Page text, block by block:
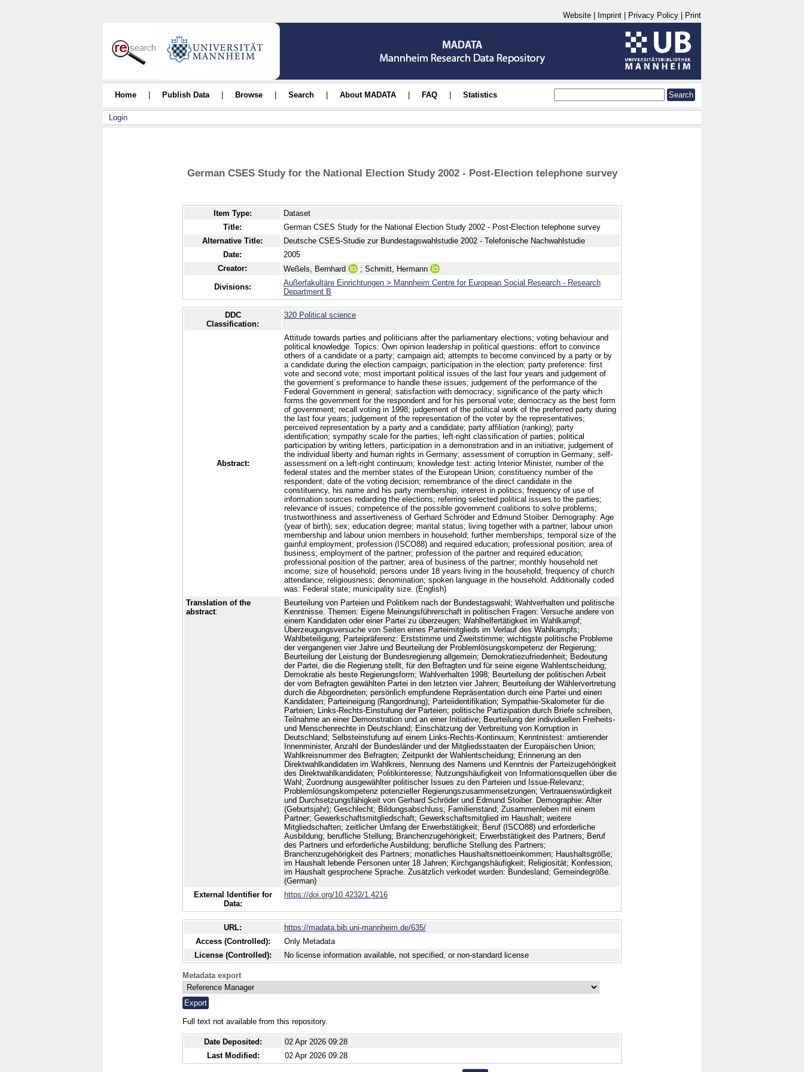
Website Imprint Privacy Policy Print
Home Publish Data Browse Search About MADATA FAQ Statistics
Login
German CSES Study for the National Election Study 2002 - Post-Election telephone survey
Item Type:
Dataset
Title:
German CSES Study for the National Election Study 2002 - Post-Election telephone survey
Alternative Title:
Deutsche CSES-Studie zur Bundestagswahlstudie 2002 - Telefonische Nachwahlstudie
Date:
2005
Creator:
Weßels, Bernhard ; Schmitt, Hermann
Divisions:
Außerfakultäre Einrichtungen > Mannheim Centre for European Social Research - Research
Department B
DDC
Classification:
320 Political science
Abstract:
Attitude towards parties and politicians after the parliamentary elections; voting behaviour and
political knowledge. Topics: Own opinion leadership in political questions: effort to convince
others of a candidate or a party; campaign aid; attempts to become convinced by a party or by
a candidate during the election campaign; participation in the election; party preference: first
vote and second vote; most important political issues of the last four years and judgement of
the goverment´s preformance to handle these issues; judgement of the performance of the
Federal Government in general; satisfaction with democracy; significance of the party which
forms the government for the respondent and for his personal vote; democracy as the best form
of government; recall voting in 1998; judgement of the political work of the preferred party during
the last four years; judgement of the representation of the voter by the representatives;
perceived representation by a party and a candidate; party affiliation (ranking); party
identification; sympathy scale for the parties; left-right classification of parties; political
participation by writing letters, participation in a demonstration and in an initiative; judgement of
the individual liberty and human rights in Germany; assessment of corruption in Germany; self-
assessment on a left-right continuum; knowledge test: acting Interior Minister, number of the
federal states and the member states of the European Union; constituency number of the
respondent; date of the voting decision; remembrance of the direct candidate in the
constituency, his name and his party membership; interest in politics; frequency of use of
information sources redarding the elections; referring selected political issues to the parties;
relevance of issues; competence of the possible government coalitions to solve problems;
trustworthiness and assertiveness of Gerhard Schröder and Edmund Stoiber. Demography: Age
(year of birth); sex; education degree; marital status; living together with a partner; labour union
membership and labour union members in household; further memberships; temporal size of the
gainful employment; profession (ISCO88) and required education; professional position; area of
business; employment of the partner; profession of the partner and required education;
professional position of the partner; area of business of the partner; monthly household net
income; size of household; persons under 18 years living in the household; frequency of church
attendance; religiousness; denomination; spoken language in the household. Additionally coded
was: Federal state; municipality size. (English)
Translation of the
abstract:
Beurteilung von Parteien und Politikern nach der Bundestagswahl; Wahlverhalten und politische
Kenntnisse. Themen: Eigene Meinungsführerschaft in politischen Fragen: Versuche andere von
einem Kandidaten oder einer Partei zu überzeugen; Wahlhelfertätigkeit im Wahlkampf;
Überzeugungsversuche von Seiten eines Parteimitglieds im Verlauf des Wahlkampfs;
Wahlbeteiligung; Parteipräferenz: Erststimme und Zweitstimme; wichtigste politische Probleme
der vergangenen vier Jahre und Beurteilung der Problemlösungskompetenz der Regierung;
Beurteilung der Leistung der Bundesregierung allgemein; Demokratiezufriedenheit; Bedeutung
der Partei, die die Regierung stellt, für den Befragten und für seine eigene Wahlentscheidung;
Demokratie als beste Regierungsform; Wahlverhalten 1998; Beurteilung der politischen Arbeit
der vom Befragten gewählten Partei in den letzten vier Jahren; Beurteilung der Wählervertretung
durch die Abgeordneten; persönlich empfundene Repräsentation durch eine Partei und einen
Kandidaten; Parteineigung (Rangordnung); Parteiidentifikation; Sympathie-Skalometer für die
Parteien; Links-Rechts-Einstufung der Parteien; politische Partizipation durch Briefe schreiben,
Teilnahme an einer Demonstration und an einer Initiative; Beurteilung der individuellen Freiheits-
und Menschenrechte in Deutschland; Einschätzung der Verbreitung von Korruption in
Deutschland; Selbsteinstufung auf einem Links-Rechts-Kontinuum; Kenntnistest: amtierender
Innenminister, Anzahl der Bundesländer und der Mitgliedsstaaten der Europäischen Union;
Wahlkreisnummer des Befragten; Zeitpunkt der Wahlentscheidung; Erinnerung an den
Direktwahlkandidaten im Wahlkreis, Nennung des Namens und Kenntnis der Parteizugehörigkeit
des Direktwahlkandidaten; Politikinteresse; Nutzungshäufigkeit von Informationsquellen über die
Wahl; Zuordnung ausgewählter politischer Issues zu den Parteien und Issue-Relevanz;
Problemlösungskompetenz potenzieller Regierungszusammensetzungen; Vertrauenswürdigkeit
und Durchsetzungsfähigkeit von Gerhard Schröder und Edmund Stoiber. Demographie: Alter
(Geburtsjahr); Geschlecht; Bildungsabschluss; Familienstand; Zusammenleben mit einem
Partner; Gewerkschaftsmitgliedschaft; Gewerkschaftsmitglied im Haushalt; weitere
Mitgliedschaften; zeitlicher Umfang der Erwerbstätigkeit; Beruf (ISCO88) und erforderliche
Ausbildung; berufliche Stellung; Branchenzugehörigkeit; Erwerbstätigkeit des Partners; Beruf
des Partners und erforderliche Ausbildung; berufliche Stellung des Partners;
Branchenzugehörigkeit des Partners; monatliches Haushaltsnettoeinkommen; Haushaltsgröße;
im Haushalt lebende Personen unter 18 Jahren; Kirchgangshäufigkeit; Religiosität; Konfession;
im Haushalt gesprochene Sprache. Zusätzlich verkodet wurden: Bundesland; Gemeindegröße.
(German)
External Identifier for
Data:
https://doi.org/10.4232/1.4216
URL:
https://madata.bib.uni-mannheim.de/635/
Access (Controlled):
Only Metadata
License (Controlled):
No license information available, not specified, or non-standard license
Metadata export
Full text not available from this repository.
Date Deposited:
02 Apr 2026 09:28
Last Modified:
02 Apr 2026 09:28